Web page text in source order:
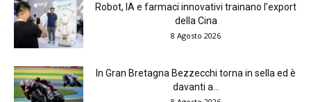
Robot, IA e farmaci innovativi trainano l’export
della Cina
8 Agosto 2026
In Gran Bretagna Bezzecchi torna in sella ed è
davanti a...